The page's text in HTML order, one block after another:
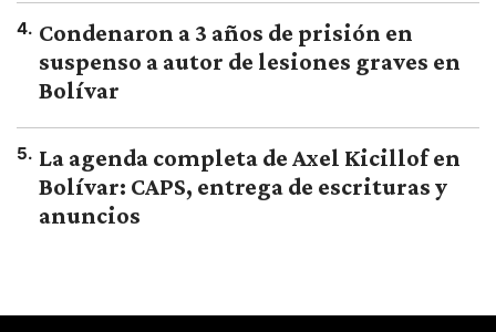
4. Condenaron a 3 años de prisión en
suspenso a autor de lesiones graves en
Bolívar
5. La agenda completa de Axel Kicillof en
Bolívar: CAPS, entrega de escrituras y
anuncios